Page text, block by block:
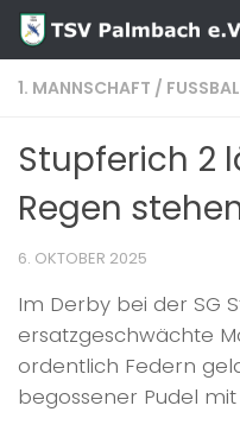
Zum Inhalt springen
1. MANNSCHAFT /
Stupferich 2
Regen
6. OKTOBER 2025
Im Derby bei der SG
ersatzgeschwächte
ordentlich Federn
begossener Pudel